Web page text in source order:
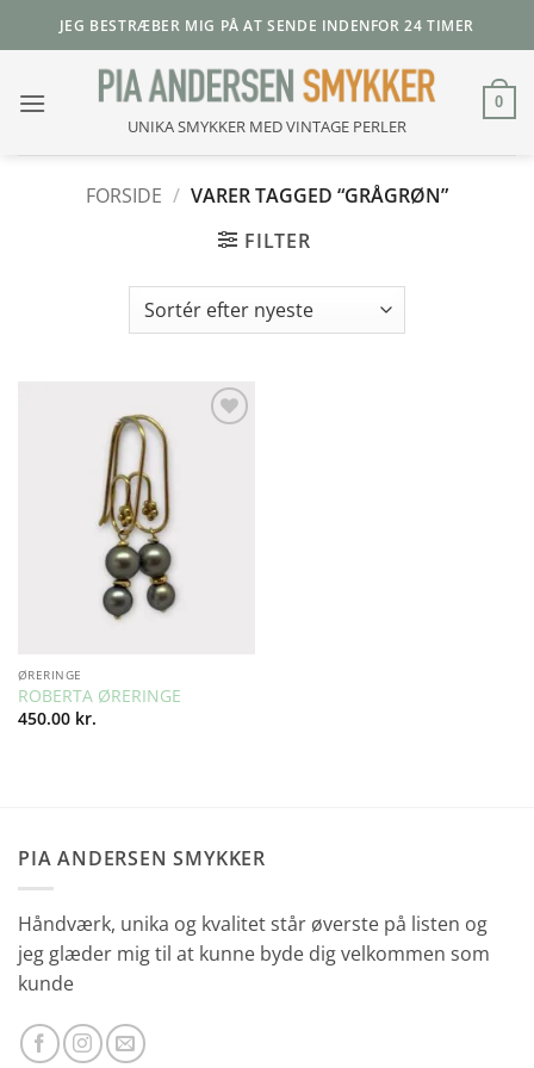
JEG BESTRÆBER MIG PÅ AT SENDE INDENFOR 24 TIMER
UNIKA SMYKKER MED VINTAGE PERLER
0
FORSIDE / VARER TAGGED “GRÅGRØN”
FILTER
ØRERINGE
ROBERTA ØRERINGE
450.00 kr.
PIA ANDERSEN SMYKKER
Håndværk, unika og kvalitet står øverste på listen og
jeg glæder mig til at kunne byde dig velkommen som
kunde